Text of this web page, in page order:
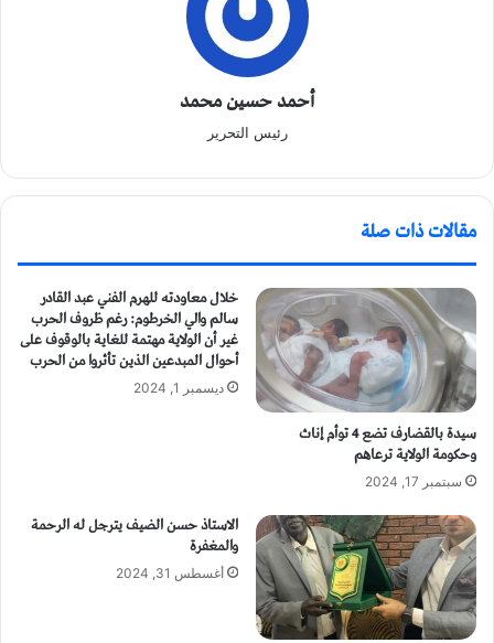
أحمد حسين محمد
رئيس التحرير
مقالات ذات صلة
سيدة بالقضارف تضع 4 توأم إناث
وحكومة الولاية ترعاهم
سبتمبر 17, 2024
خلال معاودته للهرم الفني عبد القادر
سالم والي الخرطوم: رغم ظروف الحرب
غير أن الولاية مهتمة للغاية بالوقوف على
أحوال المبدعين الذين تأثروا من الحرب
ديسمبر 1, 2024
الاستاذ حسن الضيف يترجل له الرحمة
والمغفرة
أغسطس 31, 2024